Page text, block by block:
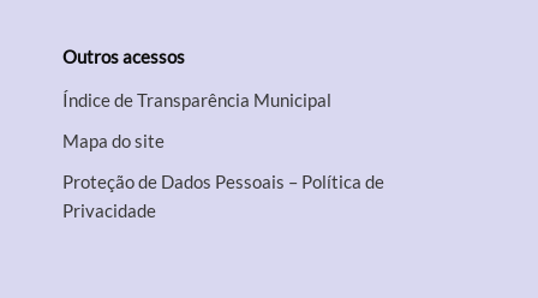
Outros acessos
Índice de Transparência Municipal
Mapa do site
Proteção de Dados Pessoais – Política de
Privacidade